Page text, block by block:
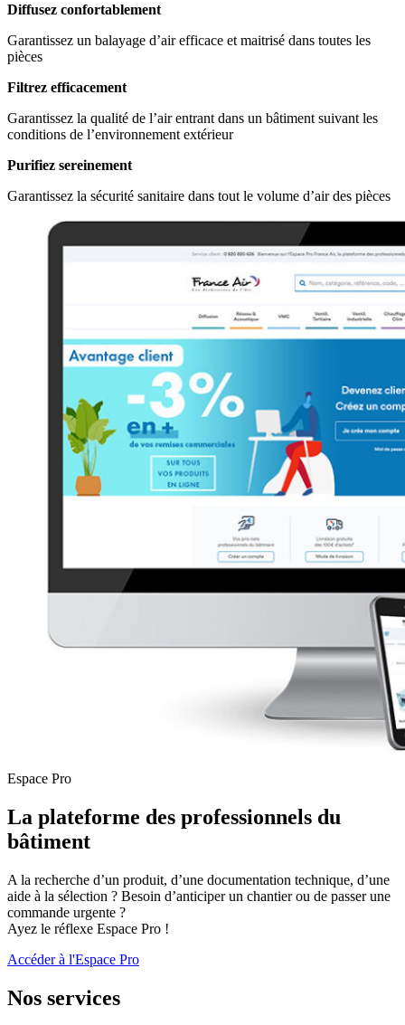
Diffusez confortablement
Garantissez un balayage d’air efficace et maitrisé dans toutes les
pièces
Filtrez efficacement
Garantissez la qualité de l’air entrant dans un bâtiment suivant les
conditions de l’environnement extérieur
Purifiez sereinement
Garantissez la sécurité sanitaire dans tout le volume d’air des pièces
Espace Pro
La plateforme des professionnels du
bâtiment
A la recherche d’un produit, d’une documentation technique, d’une
aide à la sélection ? Besoin d’anticiper un chantier ou de passer une
commande urgente ?
Ayez le réflexe Espace Pro !
Accéder à l'Espace Pro
Nos services